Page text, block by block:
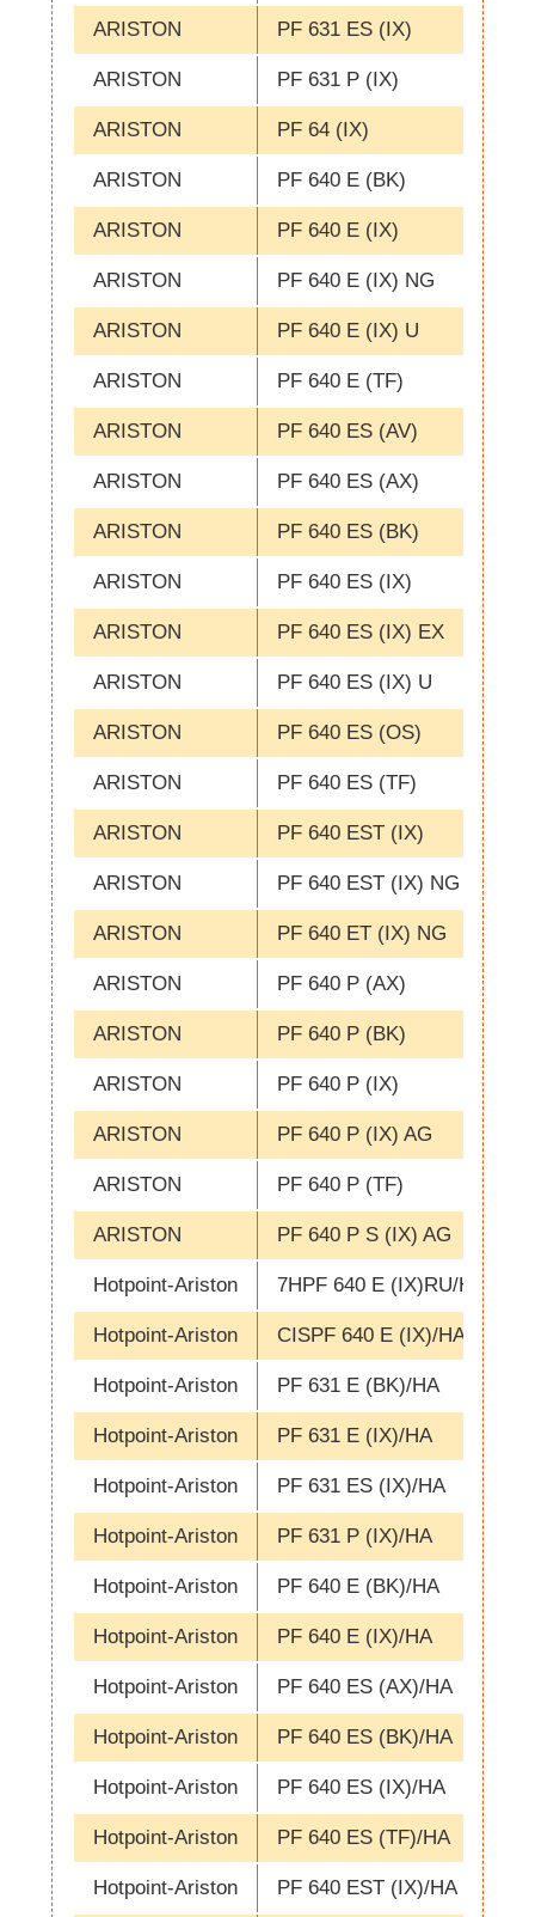
ARISTON PF 631 ES (IX)
ARISTON PF 631 P (IX)
ARISTON PF 64 (IX)
ARISTON PF 640 E (BK)
ARISTON PF 640 E (IX)
ARISTON PF 640 E (IX) NG
ARISTON PF 640 E (IX) U
ARISTON PF 640 E (TF)
ARISTON PF 640 ES (AV)
ARISTON PF 640 ES (AX)
ARISTON PF 640 ES (BK)
ARISTON PF 640 ES (IX)
ARISTON PF 640 ES (IX) EX
ARISTON PF 640 ES (IX) U
ARISTON PF 640 ES (OS)
ARISTON PF 640 ES (TF)
ARISTON PF 640 EST (IX)
ARISTON PF 640 EST (IX) NG
ARISTON PF 640 ET (IX) NG
ARISTON PF 640 P (AX)
ARISTON PF 640 P (BK)
ARISTON PF 640 P (IX)
ARISTON PF 640 P (IX) AG
ARISTON PF 640 P (TF)
ARISTON PF 640 P S (IX) AG
Hotpoint-Ariston 7HPF 640 E (IX)RU/HA
Hotpoint-Ariston CISPF 640 E (IX)/HA
Hotpoint-Ariston PF 631 E (BK)/HA
Hotpoint-Ariston PF 631 E (IX)/HA
Hotpoint-Ariston PF 631 ES (IX)/HA
Hotpoint-Ariston PF 631 P (IX)/HA
Hotpoint-Ariston PF 640 E (BK)/HA
Hotpoint-Ariston PF 640 E (IX)/HA
Hotpoint-Ariston PF 640 ES (AX)/HA
Hotpoint-Ariston PF 640 ES (BK)/HA
Hotpoint-Ariston PF 640 ES (IX)/HA
Hotpoint-Ariston PF 640 ES (TF)/HA
Hotpoint-Ariston PF 640 EST (IX)/HA